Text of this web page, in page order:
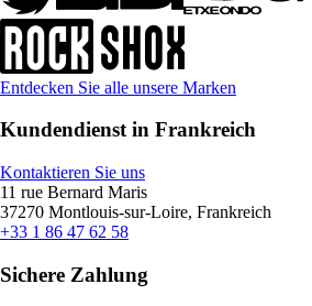
Entdecken Sie alle unsere Marken
Kundendienst in Frankreich
Kontaktieren Sie uns
11 rue Bernard Maris
37270 Montlouis-sur-Loire, Frankreich
+33 1 86 47 62 58
Sichere Zahlung